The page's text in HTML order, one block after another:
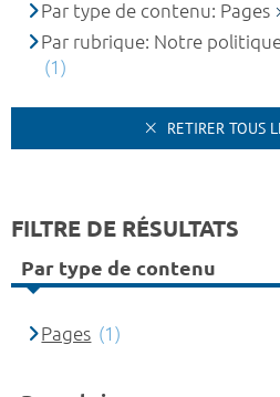
Par type de contenu: Pages
Par rubrique: Notre
(1)
RETIRER TOUS
FILTRE DE RÉSULTATS
Par type de contenu
Pages (1)